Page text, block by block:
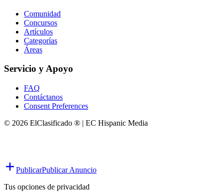
Comunidad
Concursos
Artículos
Categorías
Áreas
Servicio y Apoyo
FAQ
Contáctanos
Consent Preferences
© 2026 ElClasificado ® | EC Hispanic Media
PublicarPublicar Anuncio
Tus opciones de privacidad